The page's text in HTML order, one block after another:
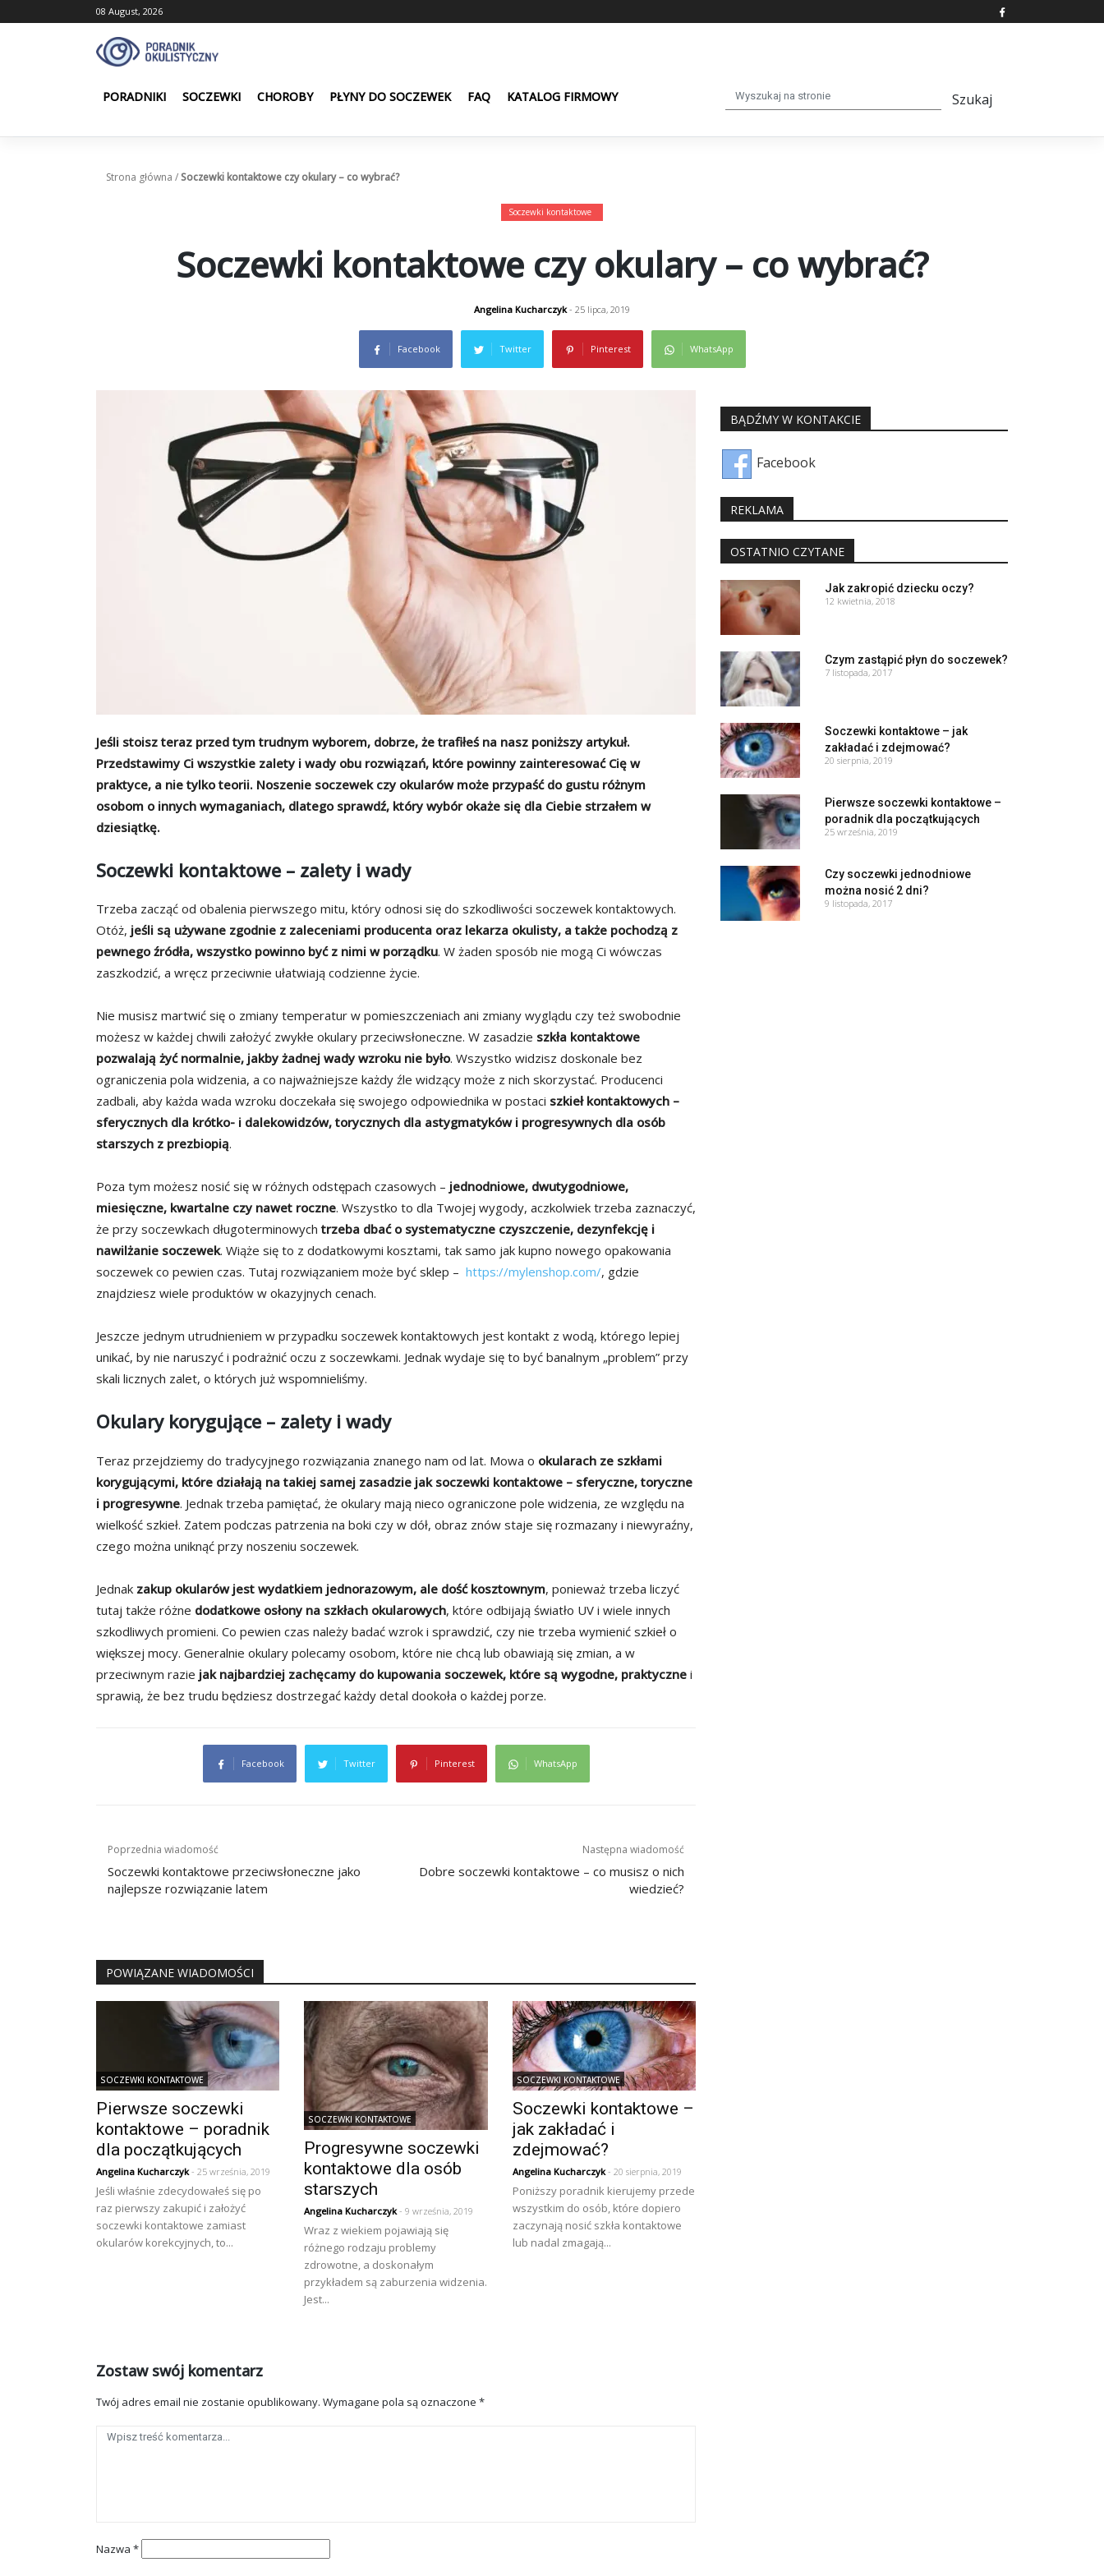
to
08 August, 2026
PORADNIKI SOCZEWKI CHOROBY PŁYNY DO SOCZEWEK FAQ KATALOG FIRMOWY
Strona główna /Soczewki kontaktowe czy okulary – co wybrać?
Soczewki kontaktowe
Soczewki kontaktowe czy okulary – co wybrać?
Angelina Kucharczyk- 25 lipca, 2019
Facebook Twitter Pinterest WhatsApp
Jeśli stoisz teraz przed tym trudnym wyborem, dobrze, że trafiłeś na nasz poniższy artykuł.
Przedstawimy Ci wszystkie zalety i wady obu rozwiązań, które powinny zainteresować Cię w
praktyce, a nie tylko teorii. Noszenie soczewek czy okularów może przypaść do gustu różnym
osobom o innych wymaganiach, dlatego sprawdź, który wybór okaże się dla Ciebie strzałem w
dziesiątkę.
Soczewki kontaktowe – zalety i wady
Trzeba zacząć od obalenia pierwszego mitu, który odnosi się do szkodliwości soczewek kontaktowych.
Otóż, jeśli są używane zgodnie z zaleceniami producenta oraz lekarza okulisty, a także pochodzą z
pewnego źródła, wszystko powinno być z nimi w porządku. W żaden sposób nie mogą Ci wówczas
zaszkodzić, a wręcz przeciwnie ułatwiają codzienne życie.
Nie musisz martwić się o zmiany temperatur w pomieszczeniach ani zmiany wyglądu czy też swobodnie
możesz w każdej chwili założyć zwykłe okulary przeciwsłoneczne. W zasadzie szkła kontaktowe
pozwalają żyć normalnie, jakby żadnej wady wzroku nie było. Wszystko widzisz doskonale bez
ograniczenia pola widzenia, a co najważniejsze każdy źle widzący może z nich skorzystać. Producenci
zadbali, aby każda wada wzroku doczekała się swojego odpowiednika w postaci szkieł kontaktowych –
sferycznych dla krótko- i dalekowidzów, torycznych dla astygmatyków i progresywnych dla osób
starszych z prezbiopią.
Poza tym możesz nosić się w różnych odstępach czasowych – jednodniowe, dwutygodniowe,
miesięczne, kwartalne czy nawet roczne. Wszystko to dla Twojej wygody, aczkolwiek trzeba zaznaczyć,
że przy soczewkach długoterminowychtrzeba dbać o systematyczne czyszczenie, dezynfekcję i
nawilżanie soczewek. Wiąże się to z dodatkowymi kosztami, tak samo jak kupno nowego opakowania
soczewek co pewien czas. Tutaj rozwiązaniem może być sklep – https://mylenshop.com/, gdzie
znajdziesz wiele produktów w okazyjnych cenach.
Jeszcze jednym utrudnieniem w przypadku soczewek kontaktowych jest kontakt z wodą, którego lepiej
unikać, by nie naruszyć i podrażnić oczu z soczewkami. Jednak wydaje się to być banalnym „problem” przy
skali licznych zalet, o których już wspomnieliśmy.
Okulary korygujące – zalety i wady
Teraz przejdziemy do tradycyjnego rozwiązania znanego nam od lat. Mowa o okularach ze szkłami
korygującymi, które działają na takiej samej zasadzie jak soczewki kontaktowe – sferyczne, toryczne
i progresywne. Jednak trzeba pamiętać, że okulary mają nieco ograniczone pole widzenia, ze względu na
wielkość szkieł. Zatem podczas patrzenia na boki czy w dół, obraz znów staje się rozmazany i niewyraźny,
czego można uniknąć przy noszeniu soczewek.
Jednak zakup okularów jest wydatkiem jednorazowym, ale dość kosztownym, ponieważ trzeba liczyć
tutaj także różne dodatkowe osłony na szkłach okularowych, które odbijają światło UV i wiele innych
szkodliwych promieni. Co pewien czas należy badać wzrok i sprawdzić, czy nie trzeba wymienić szkieł o
większej mocy. Generalnie okulary polecamy osobom, które nie chcą lub obawiają się zmian, a w
przeciwnym razie jak najbardziej zachęcamy do kupowania soczewek, które są wygodne, praktyczne i
sprawią, że bez trudu będziesz dostrzegać każdy detal dookoła o każdej porze.
Facebook Twitter Pinterest WhatsApp
Nawigacja
wpisu
Poprzednia wiadomość
Soczewki kontaktowe przeciwsłoneczne jako
najlepsze rozwiązanie latem
Następna wiadomość
Dobre soczewki kontaktowe – co musisz o nich
wiedzieć?
POWIĄZANE WIADOMOŚCI
SOCZEWKI KONTAKTOWE
Pierwsze soczewki
kontaktowe – poradnik
dla początkujących
Angelina Kucharczyk- 25 września, 2019
Jeśli właśnie zdecydowałeś się po
raz pierwszy zakupić i założyć
soczewki kontaktowe zamiast
okularów korekcyjnych, to...
SOCZEWKI KONTAKTOWE
Progresywne soczewki
kontaktowe dla osób
starszych
Angelina Kucharczyk- 9 września, 2019
Wraz z wiekiem pojawiają się
różnego rodzaju problemy
zdrowotne, a doskonałym
przykładem są zaburzenia widzenia.
Jest...
SOCZEWKI KONTAKTOWE
Soczewki kontaktowe –
jak zakładać i
zdejmować?
Angelina Kucharczyk- 20 sierpnia, 2019
Poniższy poradnik kierujemy przede
wszystkim do osób, które dopiero
zaczynają nosić szkła kontaktowe
lub nadal zmagają...
Zostaw swój komentarz
Twój adres email nie zostanie opublikowany. Wymagane pola są oznaczone *
Nazwa *
BĄDŹMY W KONTAKCIE
Facebook
REKLAMA
OSTATNIO CZYTANE
Jak zakropić dziecku oczy?
12 kwietnia, 2018
Czym zastąpić płyn do soczewek?
7 listopada, 2017
Soczewki kontaktowe – jak
zakładać i zdejmować?
20 sierpnia, 2019
Pierwsze soczewki kontaktowe –
poradnik dla początkujących
25 września, 2019
Czy soczewki jednodniowe
można nosić 2 dni?
9 listopada, 2017